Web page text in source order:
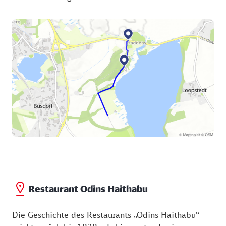
Wikingersiedlung Haithabu
Auf dem historischen Gelände der ehemaligen
Wikingersiedlung Haithabu wird mit sieben
rekonstruierten Häusern das frühmittelalterliche
Leben erlebbar gemacht. Dank zahlreicher
gefundener Holzreste sowie der Bergung ganzer
Flechtwände und Dachsparren konnten die Gebäude
detailgetreu nachgebaut werden. Jeder Bau diente
einem besonderen Zweck, beispielsweise die
nachgebildeten Behausungen eines Tuchhändlers und
Über die Besichtigung der Häuser hinaus bietet das
Wikinger Museum Haithabu über das Jahr verteilt
verschiedene Veranstaltungen, Vorführungen,
Mitmach-Aktionen und Märkte an.
Restaurant Odins Haithabu
Die Geschichte des Restaurants „Odins Haithabu“